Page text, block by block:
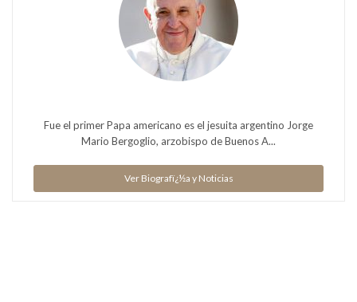
Fue el primer Papa americano es el jesuita argentino Jorge
Mario Bergoglio, arzobispo de Buenos A...
Ver Biografï¿½a y Noticias